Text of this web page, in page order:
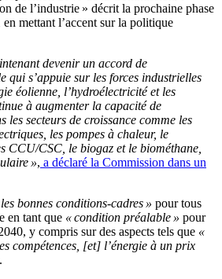
de l’industrie » décrit la prochaine phase
mettant l’accent sur la politique
devenir un accord de
qui s’appuie sur les forces industrielles
éolienne, l’hydroélectricité et les
à augmenter la capacité de
secteurs de croissance comme les
les pompes à chaleur, le
CCU/CSC, le biogaz et le biométhane,
», a déclaré la Commission dans un
bonnes conditions-cadres » pour tous
en tant que « condition préalable » pour
y compris sur des aspects tels que «
compétences, [et] l’énergie à un prix